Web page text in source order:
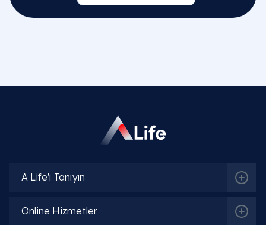
İlgili Bölümler
A Life'ı Tanıyın
Online Hizmetler